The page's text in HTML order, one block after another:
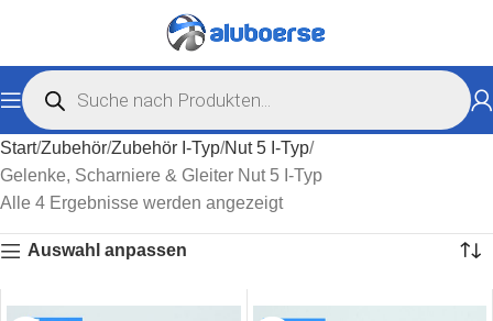
Start Zubehör Zubehör I-Typ Nut 5 I-Typ
Gelenke, Scharniere & Gleiter Nut 5 I-Typ
Alle 4 Ergebnisse werden angezeigt
Auswahl anpassen